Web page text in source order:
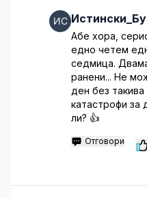
Абе хора,
едно четем
седмица.
ранени... Не
ден без такива
катастрофи за
ли? 👍
Отговори